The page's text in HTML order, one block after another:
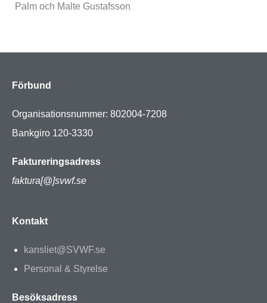
Palm och Malte Gustafsson
Förbund
Organisationsnummer: 802004-7208
Bankgiro 120-3330
Faktureringsadress
faktura[@]svwf.se
Kontakt
kansliet@SVWF.se
Personal & Styrelse
Besöksadress